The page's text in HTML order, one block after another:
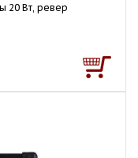
20 Вт, ревер